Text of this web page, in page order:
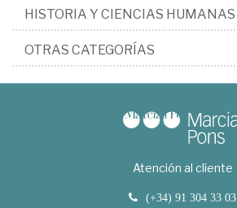
HISTORIA Y CIENCIAS HUMANAS
OTRAS CATEGORÍAS
Atención al cliente
(+34) 91 304 33 03